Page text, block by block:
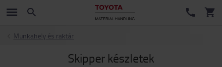
Munkahely és raktár
Skipper készletek